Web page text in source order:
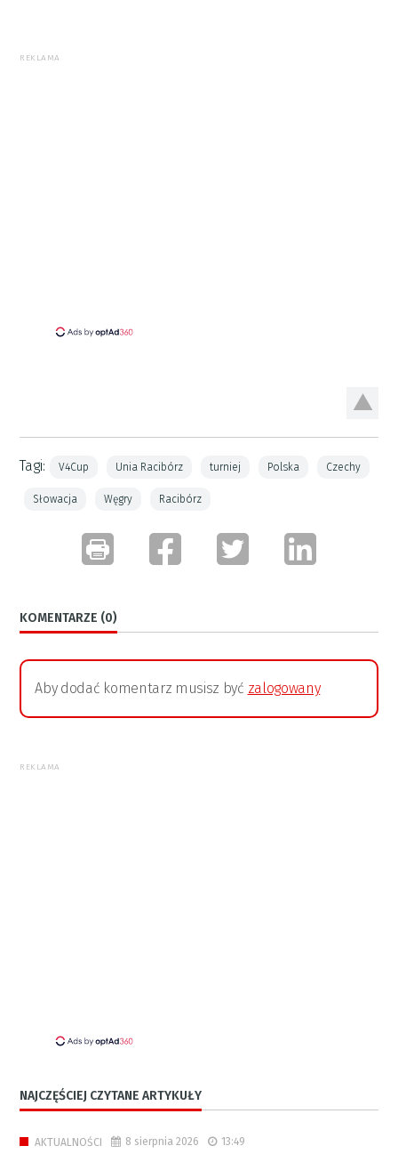
REKLAMA
Tagi: V4Cup Unia Racibórz turniej Polska Czechy
Słowacja Węgry Racibórz
KOMENTARZE (0)
Aby dodać komentarz musisz być zalogowany
REKLAMA
NAJCZĘŚCIEJ CZYTANE ARTYKUŁY
AKTUALNOŚCI 8 sierpnia 2026 13:49